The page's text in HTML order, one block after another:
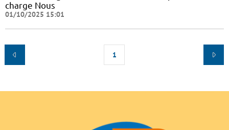
charge Nous
01/10/2025 15:01
1